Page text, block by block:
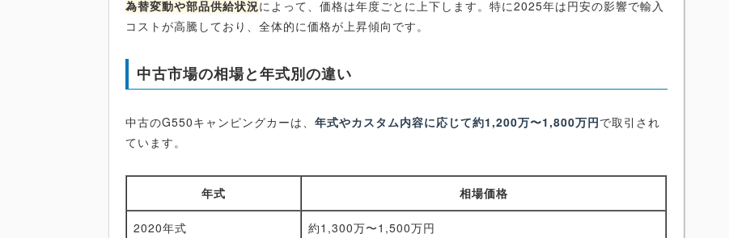
為替変動や部品供給状況によって、価格は年度ごとに上下します。特に2025年は円安の影響で輸入
コストが高騰しており、全体的に価格が上昇傾向です。
中古市場の相場と年式別の違い
中古のG550キャンピングカーは、年式やカスタム内容に応じて約1,200万〜1,800万円で取引され
ています。
年式 相場価格
2020年式 約1,300万〜1,500万円